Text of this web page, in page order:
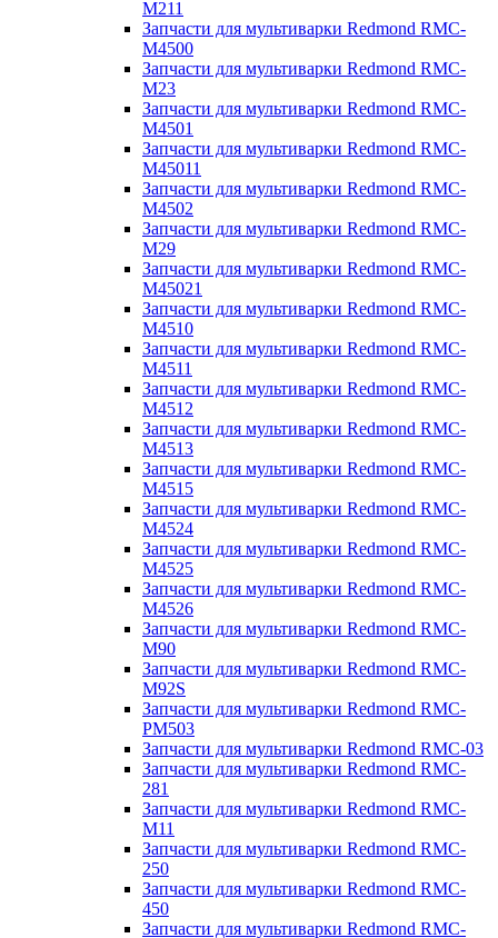
M211
Запчасти для мультиварки Redmond RMC-
M4500
Запчасти для мультиварки Redmond RMC-
M23
Запчасти для мультиварки Redmond RMC-
M4501
Запчасти для мультиварки Redmond RMC-
M45011
Запчасти для мультиварки Redmond RMC-
M4502
Запчасти для мультиварки Redmond RMC-
M29
Запчасти для мультиварки Redmond RMC-
M45021
Запчасти для мультиварки Redmond RMC-
M4510
Запчасти для мультиварки Redmond RMC-
M4511
Запчасти для мультиварки Redmond RMC-
M4512
Запчасти для мультиварки Redmond RMC-
M4513
Запчасти для мультиварки Redmond RMC-
M4515
Запчасти для мультиварки Redmond RMC-
M4524
Запчасти для мультиварки Redmond RMC-
M4525
Запчасти для мультиварки Redmond RMC-
M4526
Запчасти для мультиварки Redmond RMC-
M90
Запчасти для мультиварки Redmond RMC-
M92S
Запчасти для мультиварки Redmond RMC-
PM503
Запчасти для мультиварки Redmond RMC-03
Запчасти для мультиварки Redmond RMC-
281
Запчасти для мультиварки Redmond RMC-
M11
Запчасти для мультиварки Redmond RMC-
250
Запчасти для мультиварки Redmond RMC-
450
Запчасти для мультиварки Redmond RMC-